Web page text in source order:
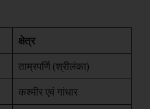
क्षेत्र
ताम्रपर्णि (श्रीलंका)
कश्मीर एवं गांधार